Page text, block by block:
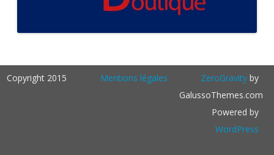
Copyright 2015 Mentions légales ZeroGravityby
GalussoThemes.com
Powered by
WordPress